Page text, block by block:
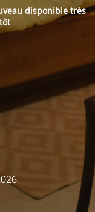
disponible très